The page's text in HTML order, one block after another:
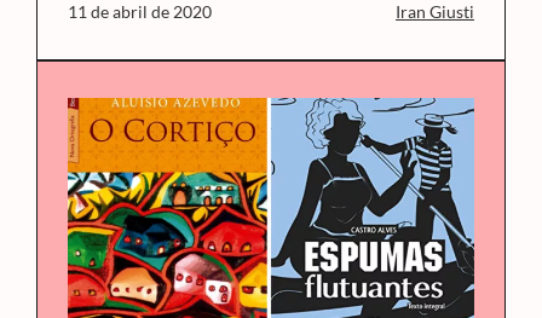
11 de abril de 2020 Iran Giusti